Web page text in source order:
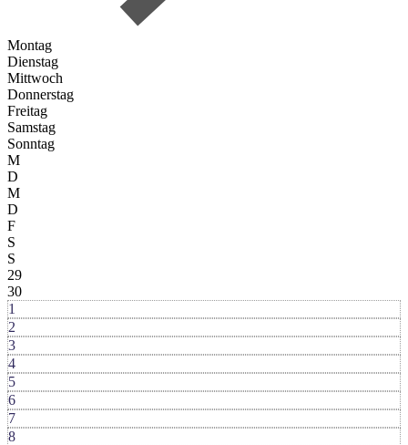
Montag
Dienstag
Mittwoch
Donnerstag
Freitag
Samstag
Sonntag
M
D
M
D
F
S
S
29
30
1
2
3
4
5
6
7
8